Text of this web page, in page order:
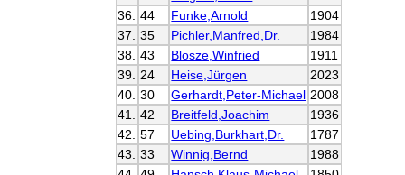
36. 44 Funke,Arnold
1904
37.
35 Pichler,Manfred,Dr.
1984
38. 43 Blosze,Winfried
1911
39.
24 Heise,Jürgen
2023
40. 30 Gerhardt,Peter-Michael 2008
41.
42 Breitfeld,Joachim
1936
42.
57 Uebing,Burkhart,Dr.
1787
43.
33 Winnig,Bernd
1988